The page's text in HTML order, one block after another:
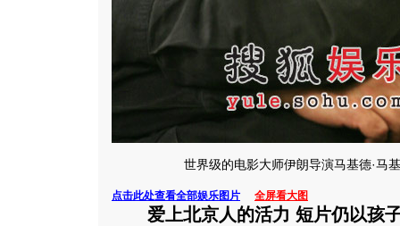
世界级的电影大师伊朗导演马基德·马
点击此处查看全部娱乐图片 全屏看大图
爱上北京人的活力 短片仍以孩